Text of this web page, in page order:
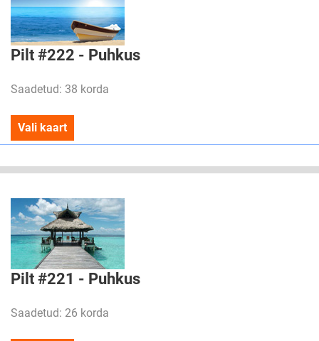
Pilt #222 - Puhkus
Saadetud: 38 korda
Vali kaart
Pilt #221 - Puhkus
Saadetud: 26 korda